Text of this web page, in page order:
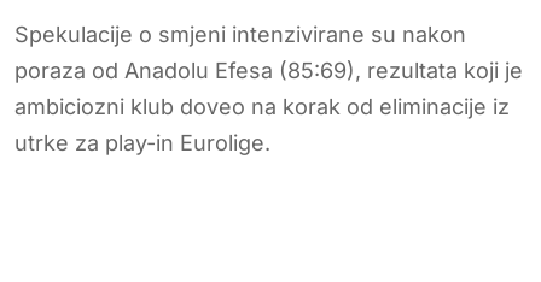
Spekulacije o smjeni intenzivirane su nakon
poraza od Anadolu Efesa (85:69), rezultata koji je
ambiciozni klub doveo na korak od eliminacije iz
utrke za play-in Eurolige.